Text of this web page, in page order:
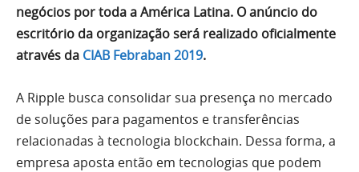
negócios por toda a América Latina. O anúncio do
escritório da organização será realizado oficialmente
através da CIAB Febraban 2019.
A Ripple busca consolidar sua presença no mercado
de soluções para pagamentos e transferências
relacionadas à tecnologia blockchain. Dessa forma, a
empresa aposta então em tecnologias que podem